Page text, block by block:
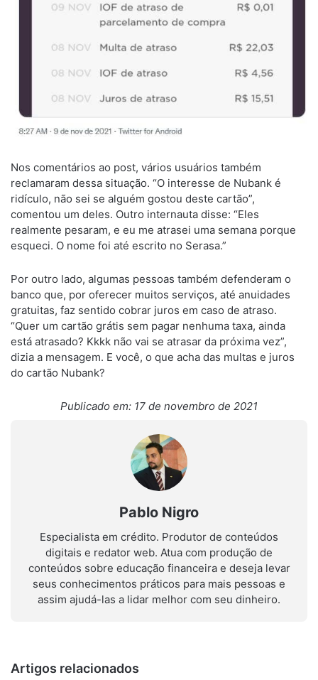
Nos comentários ao post, vários usuários também
reclamaram dessa situação. “O interesse de Nubank é
ridículo, não sei se alguém gostou deste cartão”,
comentou um deles. Outro internauta disse: “Eles
realmente pesaram, e eu me atrasei uma semana porque
esqueci. O nome foi até escrito no Serasa.”
Por outro lado, algumas pessoas também defenderam o
banco que, por oferecer muitos serviços, até anuidades
gratuitas, faz sentido cobrar juros em caso de atraso.
“Quer um cartão grátis sem pagar nenhuma taxa, ainda
está atrasado? Kkkk não vai se atrasar da próxima vez”,
dizia a mensagem. E você, o que acha das multas e juros
do cartão Nubank?
Publicado em: 17 de novembro de 2021
Pablo Nigro
Especialista em crédito. Produtor de conteúdos
digitais e redator web. Atua com produção de
conteúdos sobre educação financeira e deseja levar
seus conhecimentos práticos para mais pessoas e
assim ajudá-las a lidar melhor com seu dinheiro.
Artigos relacionados